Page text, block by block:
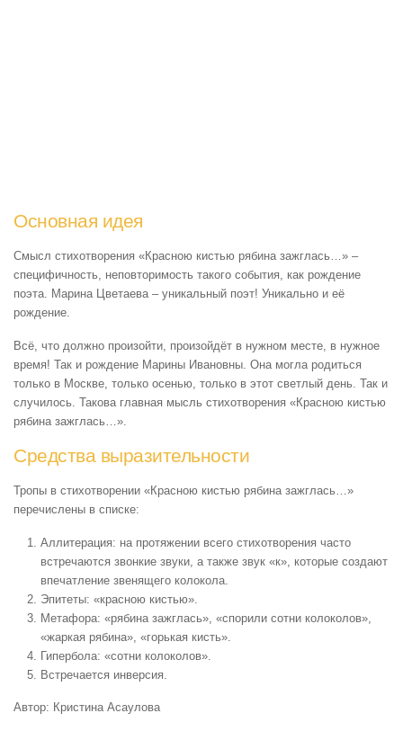
Основная идея
Смысл стихотворения «Красною кистью рябина зажглась…» –
специфичность, неповторимость такого события, как рождение
поэта. Марина Цветаева – уникальный поэт! Уникально и её
рождение.
Всё, что должно произойти, произойдёт в нужном месте, в нужное
время! Так и рождение Марины Ивановны. Она могла родиться
только в Москве, только осенью, только в этот светлый день. Так и
случилось. Такова главная мысль стихотворения «Красною кистью
рябина зажглась…».
Средства выразительности
Тропы в стихотворении «Красною кистью рябина зажглась…»
перечислены в списке:
Аллитерация: на протяжении всего стихотворения часто
встречаются звонкие звуки, а также звук «к», которые создают
впечатление звенящего колокола.
Эпитеты: «красною кистью».
Метафора: «рябина зажглась», «спорили сотни колоколов»,
«жаркая рябина», «горькая кисть».
Гипербола: «сотни колоколов».
Встречается инверсия.
Автор: Кристина Асаулова